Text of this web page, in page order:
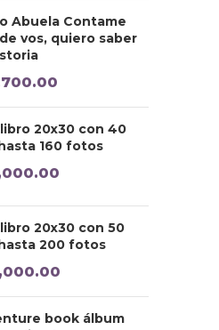
Abuela Contame
vos, quiero saber
20x30 con 40
160 fotos
20x30 con 50
200 fotos
book álbum